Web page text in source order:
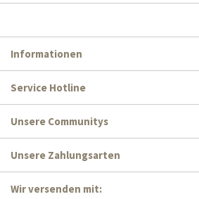
Informationen
Service Hotline
Unsere Communitys
Unsere Zahlungsarten
Wir versenden mit: